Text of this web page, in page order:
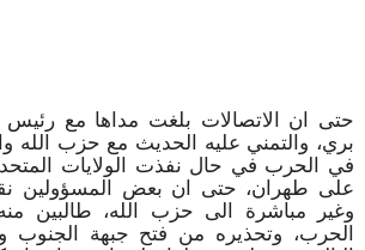
حتى ان الاتصالات بلغت مداها مع رئيس
بري، والتمني عليه الحديث مع حزب الله
في الحرب في حال نفذت الولايات
على طهران، حتى ان بعض المسؤولين
وغير مباشرة الى حزب الله، طالبين
الحرب، وتحذيره من فتح جبهة الجنوب